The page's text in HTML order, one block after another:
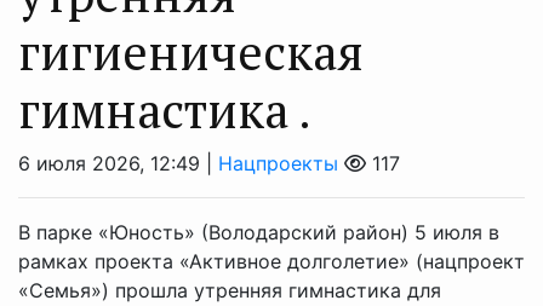
гигиеническая
гимнастика .
6 июля 2026, 12:49 | Нацпроекты 117
В парке «Юность» (Володарский район) 5 июля в
рамках проекта «Активное долголетие» (нацпроект
«Семья») прошла утренняя гимнастика для